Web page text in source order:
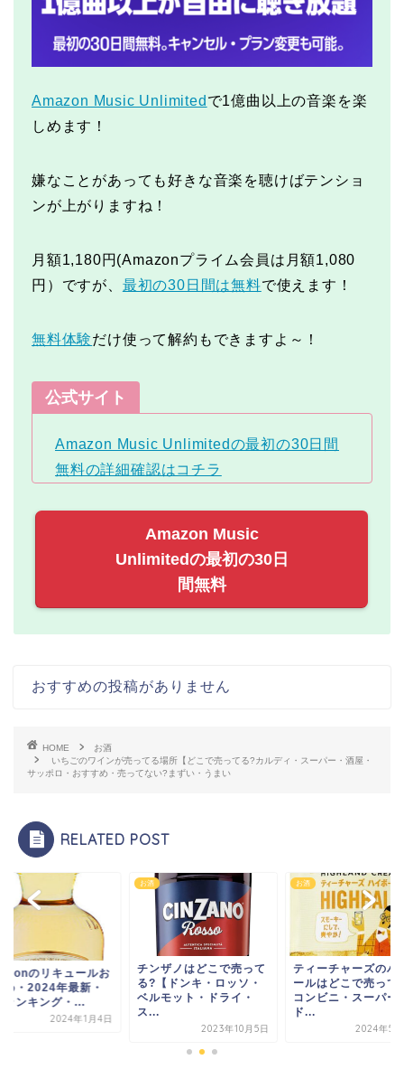
Amazon Music Unlimited で1億曲以上の音楽を楽
しめます！
嫌なことがあっても好きな音楽を聴けばテンショ
ンが上がりますね！
月額1,180円(Amazonプライム会員は月額1,080
円）ですが、 最初の30日間は無料で使えます！
無料体験だけ使って解約もできますよ～！
公式サイト
Amazon Music Unlimitedの最初の30日間
無料の詳細確認はコチラ
Amazon Music
Unlimitedの最初の30日
間無料
おすすめの投稿がありません
HOME
お酒
いちごのワインが売ってる場所【どこで売ってる?カルディ・スーパー・酒屋・
サッポロ・おすすめ・売ってない?まずい・うまい
RELATED POST
のリキュールお
め・2024年最新・
ランキング・...
2024年1月4日
お酒
チンザノはどこで売って
る?【ドンキ・ロッソ・
ベルモット・ドライ・
ス...
2023年10月5日
お酒
ティーチャーズのハ
ールはどこで売って
コンビニ・スーパー
ド...
2024年5